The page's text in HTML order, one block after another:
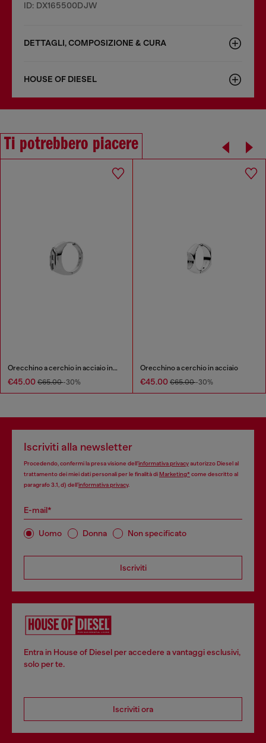
ID: DX165500DJW
DETTAGLI, COMPOSIZIONE & CURA
HOUSE OF DIESEL
Ti potrebbero piacere
Orecchino a cerchio in acciaio inossidabile
€45.00 €65.00-30%
Orecchino a cerchio in acciaio
€45.00 €65.00-30%
Iscriviti alla newsletter
Procedendo, confermi la presa visione dell’informativa privacyautorizzo Diesel al
trattamento dei miei dati personali per le finalità diMarketing*come descritto al
paragrafo 3.1, d) dell’informativa privacy.
E-mail*
Uomo Donna Non specificato
Iscriviti
Entra in House of Diesel per accedere a vantaggi esclusivi,
solo per te.
Iscriviti ora